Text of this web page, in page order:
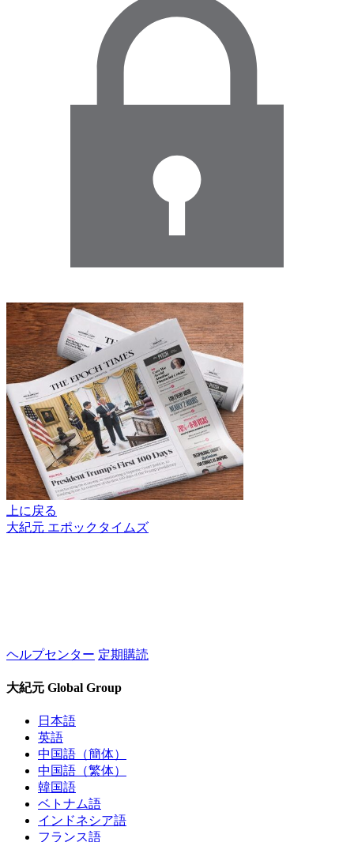
上に戻る
大紀元 エポックタイムズ
ヘルプセンター 定期購読
大紀元 Global Group
日本語
英語
中国語（簡体）
中国語（繁体）
韓国語
ベトナム語
インドネシア語
フランス語